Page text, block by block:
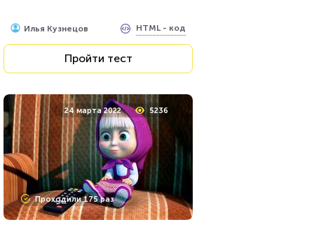
Пройти тест
24 марта 2022
Проходили 146 раз
Игры
Илья Кузнецов HTML - код
Пройти тест
24 марта 2022 5236
Проходили 175 раз